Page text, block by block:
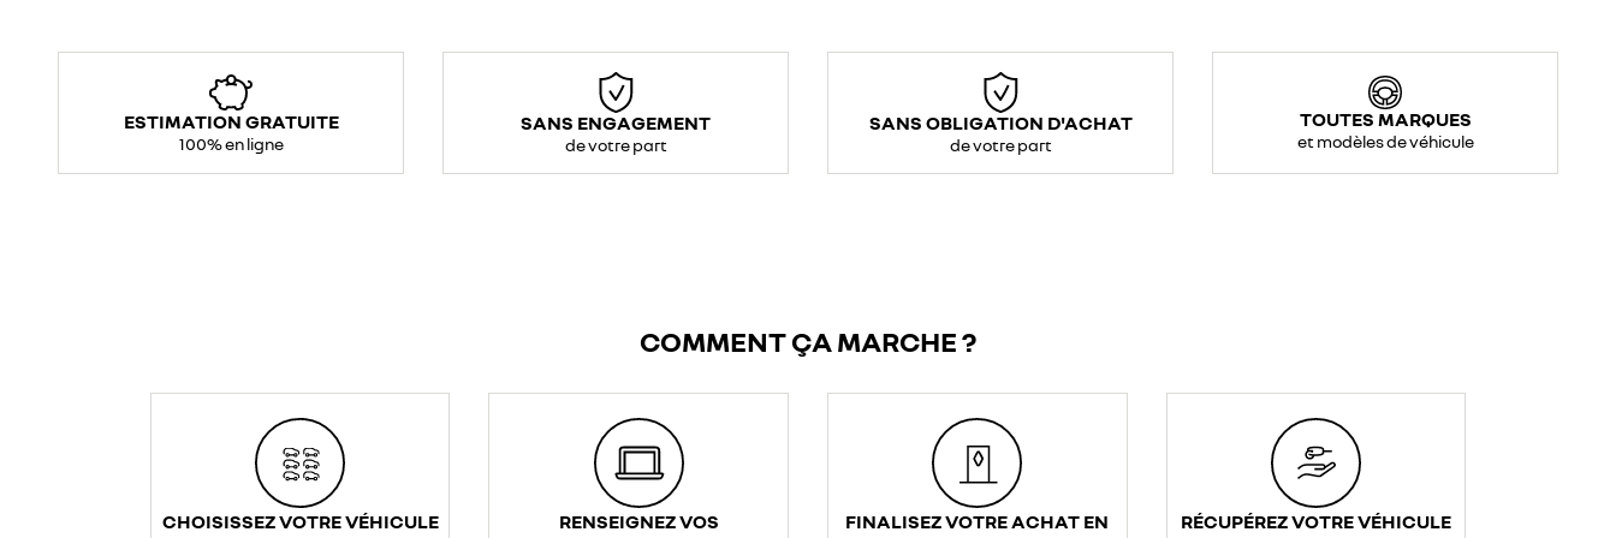
ESTIMATION GRATUITE
100% en ligne
SANS ENGAGEMENT
de votre part
SANS OBLIGATION D'ACHAT
de votre part
TOUTES MARQUES
et modèles de véhicule
COMMENT ÇA MARCHE ?
CHOISISSEZ VOTRE VÉHICULE
RENSEIGNEZ VOS
FINALISEZ VOTRE ACHAT EN
RÉCUPÉREZ VOTRE VÉHICULE